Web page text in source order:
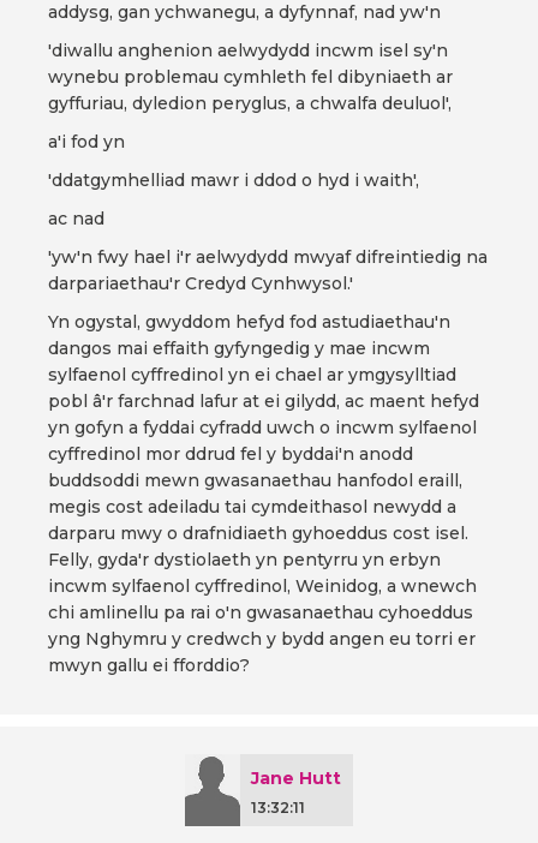
addysg, gan ychwanegu, a dyfynnaf, nad yw'n
'diwallu anghenion aelwydydd incwm isel sy'n
wynebu problemau cymhleth fel dibyniaeth ar
gyffuriau, dyledion peryglus, a chwalfa deuluol',
a'i fod yn
'ddatgymhelliad mawr i ddod o hyd i waith',
ac nad
'yw'n fwy hael i'r aelwydydd mwyaf difreintiedig na
darpariaethau'r Credyd Cynhwysol.'
Yn ogystal, gwyddom hefyd fod astudiaethau'n
dangos mai effaith gyfyngedig y mae incwm
sylfaenol cyffredinol yn ei chael ar ymgysylltiad
pobl â'r farchnad lafur at ei gilydd, ac maent hefyd
yn gofyn a fyddai cyfradd uwch o incwm sylfaenol
cyffredinol mor ddrud fel y byddai'n anodd
buddsoddi mewn gwasanaethau hanfodol eraill,
megis cost adeiladu tai cymdeithasol newydd a
darparu mwy o drafnidiaeth gyhoeddus cost isel.
Felly, gyda'r dystiolaeth yn pentyrru yn erbyn
incwm sylfaenol cyffredinol, Weinidog, a wnewch
chi amlinellu pa rai o'n gwasanaethau cyhoeddus
yng Nghymru y credwch y bydd angen eu torri er
mwyn gallu ei fforddio?
Jane Hutt
13:32:11